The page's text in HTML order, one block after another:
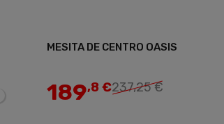
MESITA DE CENTRO OASIS
189,8 €237,25 €